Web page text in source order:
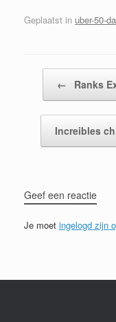
Geplaatst in uber-50-
← Ranks
Increibles
Geef een reactie
Je moet ingelogd zijn